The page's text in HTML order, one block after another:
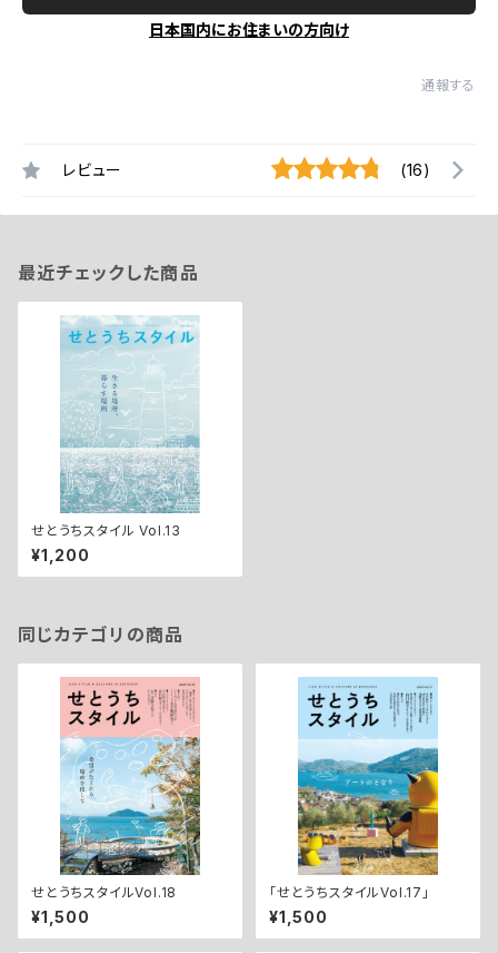
日本国内にお住まいの方向け
通報する
レビュー (16)
最近チェックした商品
せとうちスタイル Vol.13
¥1,200
同じカテゴリの商品
せとうちスタイルVol.18
¥1,500
「せとうちスタイルVol.17」
¥1,500